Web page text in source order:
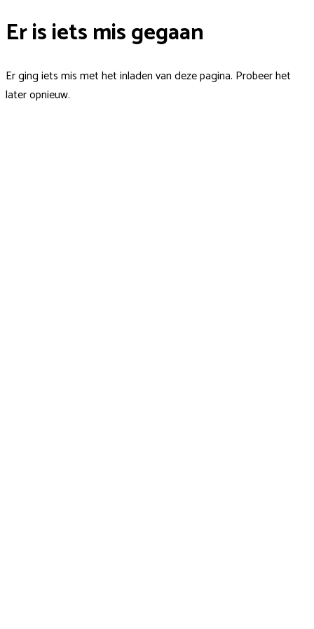
Er is iets mis gegaan
Er ging iets mis met het inladen van deze pagina. Probeer het
later opnieuw.